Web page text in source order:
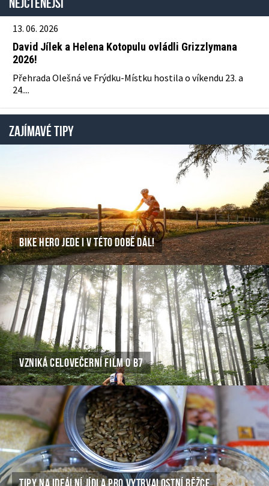
13. 06. 2026
David Jílek a Helena Kotopulu ovládli Grizzlymana
2026!
Přehrada Olešná ve Frýdku-Místku hostila o víkendu 23. a
24....
ZAJÍMAVÉ TIPY
BIKE HERO JEDE I V TÉTO DOBĚ DÁL!
VZNIKÁ CELOVEČERNÍ FILM O B7
TIPY NA IDEÁLNÍ JÍDLA PRO VYTRVALOSTNÍ BĚŽCE